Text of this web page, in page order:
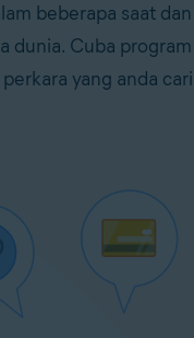
beberapa saat dan
dunia. Cuba program
yang anda